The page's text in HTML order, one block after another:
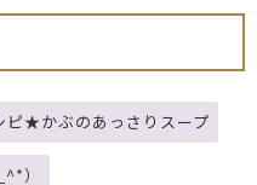
ピ★かぶのあっさりスープ
）